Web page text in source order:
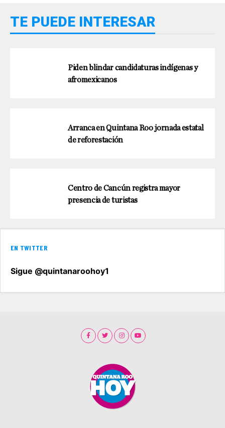
TE PUEDE INTERESAR
Piden blindar candidaturas indígenas y
afromexicanos
Arranca en Quintana Roo jornada estatal
de reforestación
Centro de Cancún registra mayor
presencia de turistas
EN TWITTER
Sigue @quintanaroohoy1